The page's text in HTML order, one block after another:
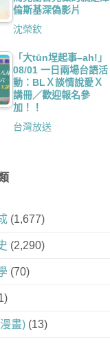
倫斯基深偽影片
沈榮欽
「大tūn埕起事–ah!」
08/01 一日兩場台語活
動：BLＸ談情說愛Ｘ
講冊／歡迎報名參
加！！
台灣放送
(1,677)
(2,290)
(70)
畫)(13)